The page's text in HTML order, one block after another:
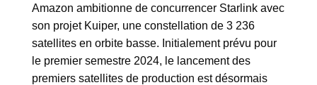
Amazon ambitionne de concurrencer Starlink avec
son projet Kuiper, une constellation de 3 236
satellites en orbite basse. Initialement prévu pour
le premier semestre 2024, le lancement des
premiers satellites de production est désormais